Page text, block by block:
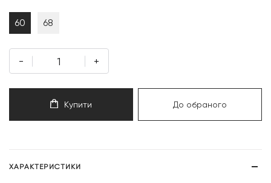
60 68
- +
Купити До обраного
ХАРАКТЕРИСТИКИ